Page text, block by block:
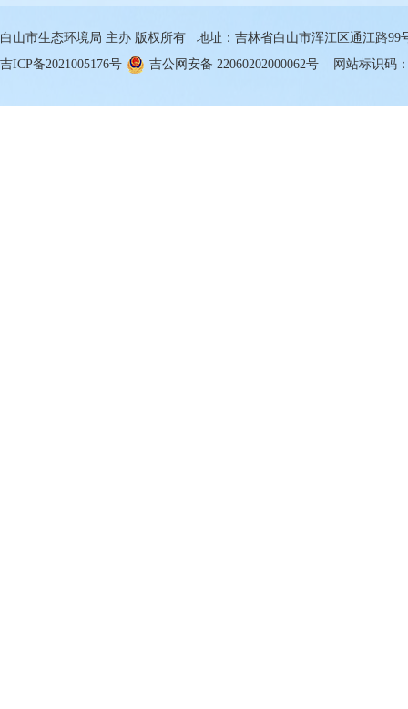
白山市生态环境局 主办 版权所有 地址：吉林省白山市浑江区通江路99
吉ICP备2021005176号
吉公网安备 22060202000062号 网站标识码